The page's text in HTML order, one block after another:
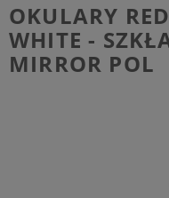
OKULARY
WHITE -
MIRROR POL